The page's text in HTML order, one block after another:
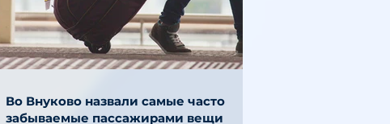
Во Внуково назвали самые часто
забываемые пассажирами вещи